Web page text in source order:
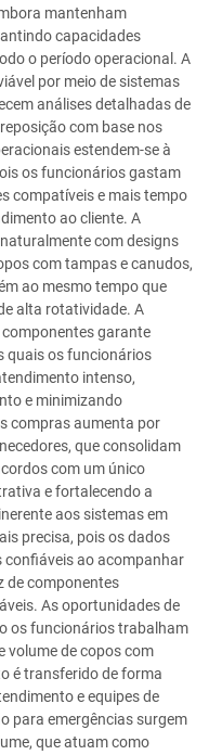
mantenham
capacidades
o período operacional. A
por meio de sistemas
análises detalhadas de
com base nos
estendem-se à
os funcionários gastam
compatíveis e mais tempo
ao cliente. A
com designs
com tampas e canudos,
ao mesmo tempo que
alta rotatividade. A
garante
quais os funcionários
intenso,
e minimizando
compras aumenta por
que consolidam
com um único
e fortalecendo a
aos sistemas em
precisa, pois os dados
confiáveis ao acompanhar
de componentes
As oportunidades de
os funcionários trabalham
volume de copos com
é transferido de forma
e equipes de
para emergências surgem
que atuam como